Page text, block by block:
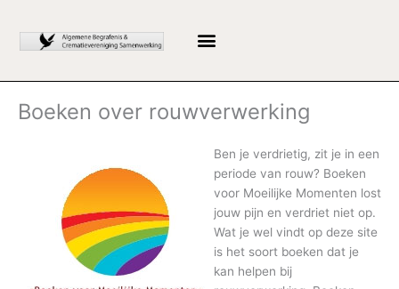
Boeken over rouwverwerking
Ben je verdrietig, zit je in een
periode van rouw? Boeken
voor Moeilijke Momenten lost
jouw pijn en verdriet niet op.
Wat je wel vindt op deze site
is het soort boeken dat je
kan helpen bij